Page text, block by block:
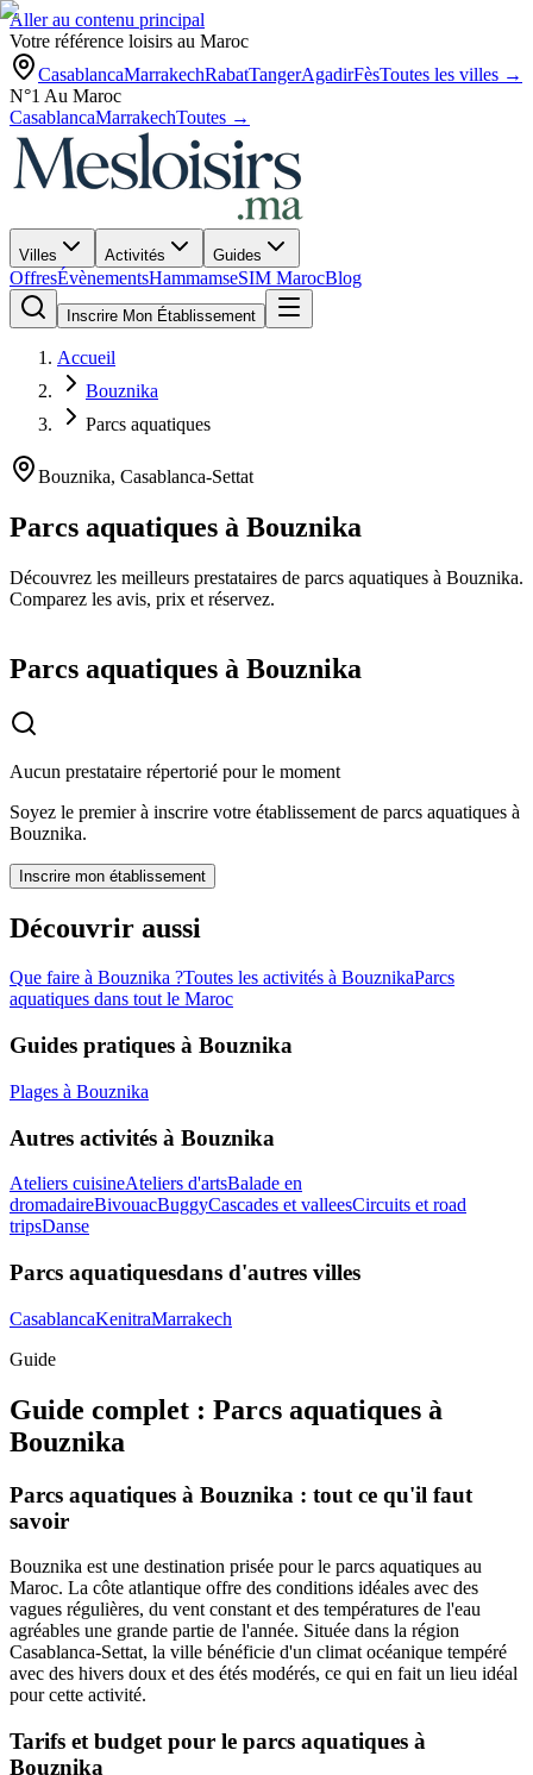
Aller au contenu principal
Votre référence loisirs au Maroc
CasablancaMarrakechRabatTangerAgadirFèsToutes les villes →
N°1 Au Maroc
CasablancaMarrakechToutes →
Villes Activités Guides
OffresÉvènementsHammamseSIM MarocBlog
Inscrire Mon Établissement
Accueil
Bouznika
Parcs aquatiques
Bouznika, Casablanca-Settat
Parcs aquatiques à Bouznika
Découvrez les meilleurs prestataires de parcs aquatiques à Bouznika.
Comparez les avis, prix et réservez.
Parcs aquatiques à Bouznika
Aucun prestataire répertorié pour le moment
Soyez le premier à inscrire votre établissement de parcs aquatiques à
Bouznika.
Inscrire mon établissement
Découvrir aussi
Que faire à Bouznika ?Toutes les activités à BouznikaParcs
aquatiques dans tout le Maroc
Guides pratiques à Bouznika
Plages à Bouznika
Autres activités à Bouznika
Ateliers cuisineAteliers d'artsBalade en
dromadaireBivouacBuggyCascades et valleesCircuits et road
tripsDanse
Parcs aquatiquesdans d'autres villes
CasablancaKenitraMarrakech
Guide
Guide complet : Parcs aquatiques à
Bouznika
Parcs aquatiques à Bouznika : tout ce qu'il faut
savoir
Bouznika est une destination prisée pour le parcs aquatiques au
Maroc. La côte atlantique offre des conditions idéales avec des
vagues régulières, du vent constant et des températures de l'eau
agréables une grande partie de l'année. Située dans la région
Casablanca-Settat, la ville bénéficie d'un climat océanique tempéré
avec des hivers doux et des étés modérés, ce qui en fait un lieu idéal
pour cette activité.
Tarifs et budget pour le parcs aquatiques à
Bouznika